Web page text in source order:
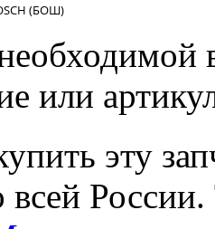
(БОШ)
или
эту